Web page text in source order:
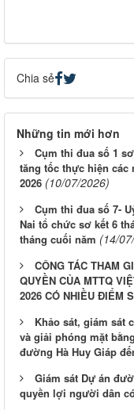
Chia sẻ
Những tin mới hơn
Cụm thi đua số 1
tăng tốc thực hiện các
2026 (10/07/2026)
Cụm thi đua số 7-
Nai tổ chức sơ kết 6
tháng cuối năm (14/
CÔNG TÁC THAM
QUYỀN CỦA MTTQ
2026 CÓ NHIỀU ĐIỂM
Khảo sát, giám sát
và giải phóng mặt
đường Hà Huy Giáp
Giám sát Dự án
quyền lợi người dân